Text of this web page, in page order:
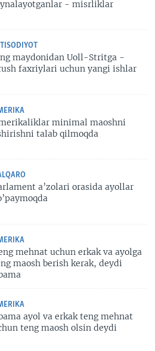
- misrliklar
maydonidan Uoll-Stritga -
faxriylari uchun yangi ishlar
minimal maoshni
talab qilmoqda
a’zolari orasida ayollar
mehnat uchun erkak va ayolga
maosh berish kerak, deydi
ayol va erkak teng mehnat
teng maosh olsin deydi